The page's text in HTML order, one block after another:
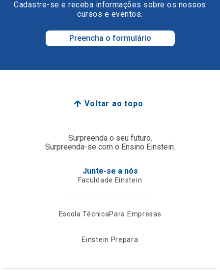
Cadastre-se e receba informações sobre os nossos
cursos e eventos.
Preencha o formulário
Voltar ao topo
Surpreenda o seu futuro.
Surpreenda-se com o Ensino Einstein.
Junte-se a nós
Faculdade Einstein
Escola TécnicaPara Empresas
Einstein Prepara